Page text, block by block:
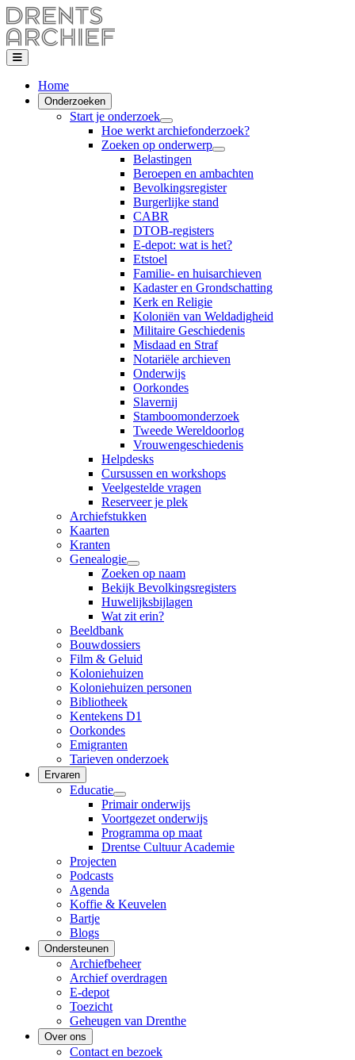
Home
Onderzoeken
Start je onderzoek
Hoe werkt archiefonderzoek?
Zoeken op onderwerp
Belastingen
Beroepen en ambachten
Bevolkingsregister
Burgerlijke stand
CABR
DTOB-registers
E-depot: wat is het?
Etstoel
Familie- en huisarchieven
Kadaster en Grondschatting
Kerk en Religie
Koloniën van Weldadigheid
Militaire Geschiedenis
Misdaad en Straf
Notariële archieven
Onderwijs
Oorkondes
Slavernij
Stamboomonderzoek
Tweede Wereldoorlog
Vrouwengeschiedenis
Helpdesks
Cursussen en workshops
Veelgestelde vragen
Reserveer je plek
Archiefstukken
Kaarten
Kranten
Genealogie
Zoeken op naam
Bekijk Bevolkingsregisters
Huwelijksbijlagen
Wat zit erin?
Beeldbank
Bouwdossiers
Film & Geluid
Koloniehuizen
Koloniehuizen personen
Bibliotheek
Kentekens D1
Oorkondes
Emigranten
Tarieven onderzoek
Ervaren
Educatie
Primair onderwijs
Voortgezet onderwijs
Programma op maat
Drentse Cultuur Academie
Projecten
Podcasts
Agenda
Koffie & Keuvelen
Bartje
Blogs
Ondersteunen
Archiefbeheer
Archief overdragen
E-depot
Toezicht
Geheugen van Drenthe
Over ons
Contact en bezoek